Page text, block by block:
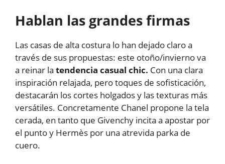
Hablan las grandes firmas
Las casas de alta costura lo han dejado claro a
través de sus propuestas: este otoño/invierno va
a reinar la tendencia casual chic. Con una clara
inspiración relajada, pero toques de sofisticación,
destacarán los cortes holgados y las texturas más
versátiles. Concretamente Chanel propone la tela
cerada, en tanto que Givenchy incita a apostar por
el punto y Hermès por una atrevida parka de
cuero.